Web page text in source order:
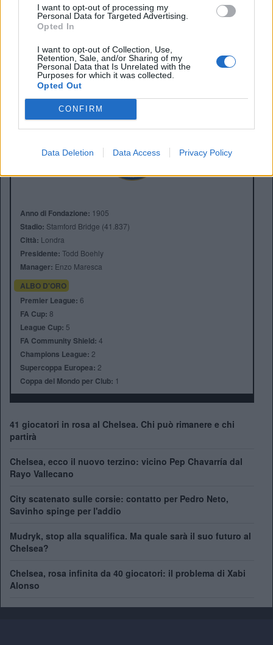
I want to opt-out of processing my
Personal Data for Targeted Advertising.
Opted In
I want to opt-out of Collection, Use,
Retention, Sale, and/or Sharing of my
Personal Data that Is Unrelated with the
Purposes for which it was collected.
Opted Out
CONFIRM
Data Deletion Data Access Privacy Policy
dell’organico. L’obiettivo della società è chiaro: snellire
una rosa extralarge e dimenticare in fretta la turbolenta
stagione conclusa al decimo posto e senza pass per le
competizioni europee.
Anno di Fondazione: 1905
Stadio: Stamford Bridge (41.837)
Città: Londra
Presidente: Todd Boehly
Manager: Enzo Maresca
ALBO D'ORO
Premier League: 6
FA Cup: 8
League Cup: 5
FA Community Shield: 4
Champions League: 2
Supercoppa Europea: 2
Coppa del Mondo per Club: 1
41 giocatori in rosa al Chelsea. Chi può rimanere e chi
partirà
Chelsea, ecco il nuovo terzino: vicino Pep Chavarría dal
Rayo Vallecano
City scatenato sulle corsie: contatto per Pedro Neto,
Savinho spinge per l'addio
Mudryk, stop alla squalifica. Ma quale sarà il suo futuro al
Chelsea?
Chelsea, rosa infinita da 40 giocatori: il problema di Xabi
Alonso